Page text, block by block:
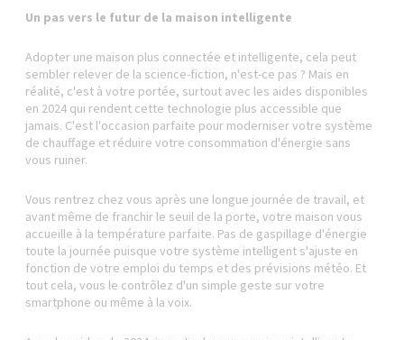
Un pas vers le futur de la maison intelligente
Adopter une maison plus connectée et intelligente, cela peut
sembler relever de la science-fiction, n'est-ce pas ? Mais en
réalité, c'est à votre portée, surtout avec les aides disponibles
en 2024 qui rendent cette technologie plus accessible que
jamais. C'est l'occasion parfaite pour moderniser votre système
de chauffage et réduire votre consommation d'énergie sans
vous ruiner.
Vous rentrez chez vous après une longue journée de travail, et
avant même de franchir le seuil de la porte, votre maison vous
accueille à la température parfaite. Pas de gaspillage d'énergie
toute la journée puisque votre système intelligent s'ajuste en
fonction de votre emploi du temps et des prévisions météo. Et
tout cela, vous le contrôlez d'un simple geste sur votre
smartphone ou même à la voix.